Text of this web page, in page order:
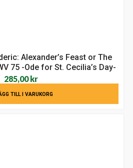
Alexander’s Feast or The
75 -Ode for St. Cecilia’s Day-
285,00kr
TILL I VARUKORG